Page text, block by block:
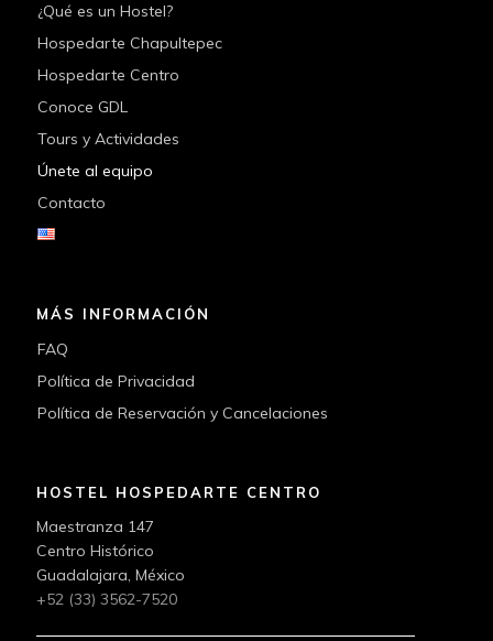
¿Qué es un Hostel?
Hospedarte Chapultepec
Hospedarte Centro
Conoce GDL
Tours y Actividades
Únete al equipo
Contacto
MÁS INFORMACIÓN
FAQ
Política de Privacidad
Política de Reservación y Cancelaciones
HOSTEL HOSPEDARTE CENTRO
Maestranza 147
Centro Histórico
Guadalajara, México
+52 (33) 3562-7520